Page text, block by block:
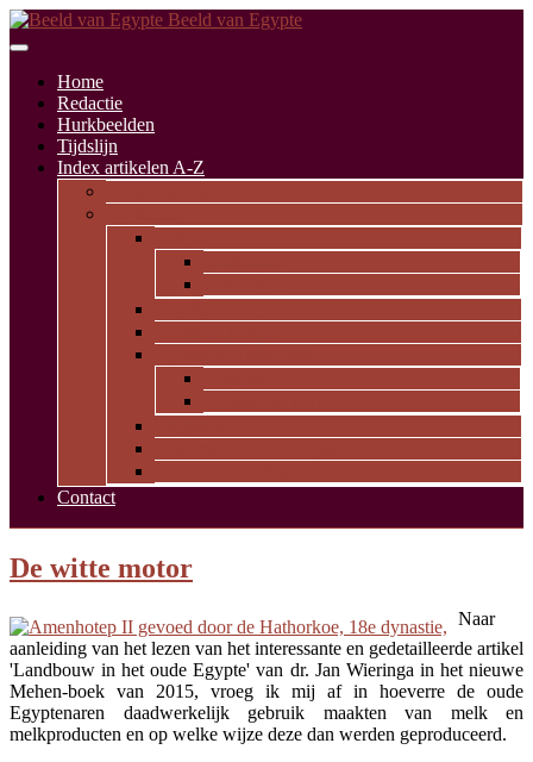
Beeld van Egypte
Home
Redactie
Hurkbeelden
Tijdslijn
Index artikelen A-Z
Contact
De witte motor
Naar
aanleiding van het lezen van het interessante en gedetailleerde artikel
'Landbouw in het oude Egypte' van dr. Jan Wieringa in het nieuwe
Mehen-boek van 2015, vroeg ik mij af in hoeverre de oude
Egyptenaren daadwerkelijk gebruik maakten van melk en
melkproducten en op welke wijze deze dan werden geproduceerd.